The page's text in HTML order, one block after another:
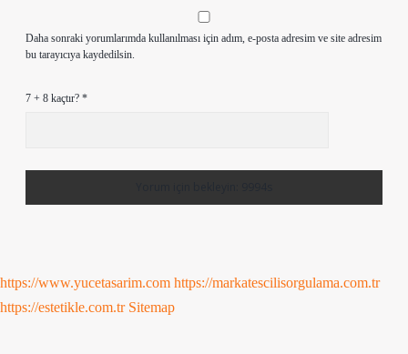
Daha sonraki yorumlarımda kullanılması için adım, e-posta adresim ve site adresim
bu tarayıcıya kaydedilsin.
7 + 8 kaçtır? *
https://www.yucetasarim.com https://markatescilisorgulama.com.tr
https://estetikle.com.tr Sitemap